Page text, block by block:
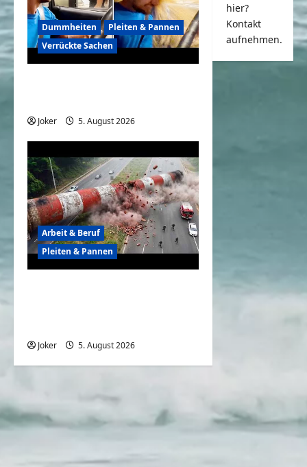
Dummheiten
Pleiten & Pannen
Verrückte Sachen
Joker 5. August 2026
Arbeit & Beruf
Pleiten & Pannen
Joker 5. August 2026
hier?
Kontakt
aufnehmen.